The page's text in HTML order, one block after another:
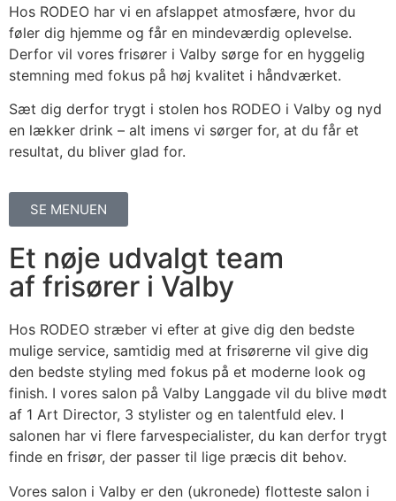
Hos RODEO har vi en afslappet atmosfære, hvor du
føler dig hjemme og får en mindeværdig oplevelse.
Derfor vil vores frisører i Valby sørge for en hyggelig
stemning med fokus på høj kvalitet i håndværket.
Sæt dig derfor trygt i stolen hos RODEO i Valby og nyd
en lækker drink – alt imens vi sørger for, at du får et
resultat, du bliver glad for.
SE MENUEN
Et nøje udvalgt team
af frisører i Valby
Hos RODEO stræber vi efter at give dig den bedste
mulige service, samtidig med at frisørerne vil give dig
den bedste styling med fokus på et moderne look og
finish. I vores salon på Valby Langgade vil du blive mødt
af 1 Art Director, 3 stylister og en talentfuld elev. I
salonen har vi flere farvespecialister, du kan derfor trygt
finde en frisør, der passer til lige præcis dit behov.
Vores salon i Valby er den (ukronede) flotteste salon i